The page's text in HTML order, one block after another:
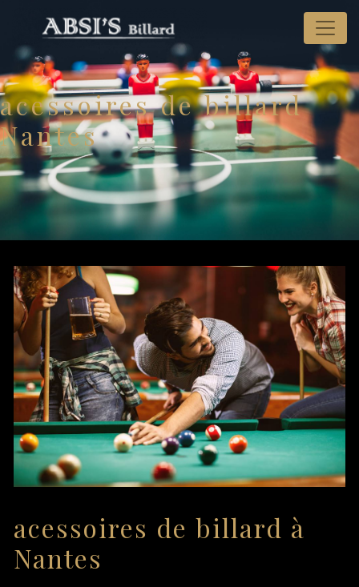
acessoires de billard
Nantes
acessoires de billard à
Nantes